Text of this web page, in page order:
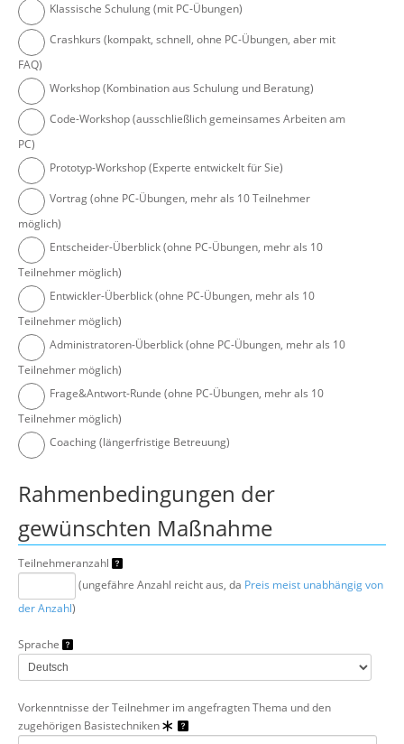
Klassische Schulung (mit PC-Übungen)
Crashkurs (kompakt, schnell, ohne PC-Übungen, aber mit
FAQ)
Workshop (Kombination aus Schulung und Beratung)
Code-Workshop (ausschließlich gemeinsames Arbeiten am
PC)
Prototyp-Workshop (Experte entwickelt für Sie)
Vortrag (ohne PC-Übungen, mehr als 10 Teilnehmer
möglich)
Entscheider-Überblick (ohne PC-Übungen, mehr als 10
Teilnehmer möglich)
Entwickler-Überblick (ohne PC-Übungen, mehr als 10
Teilnehmer möglich)
Administratoren-Überblick (ohne PC-Übungen, mehr als 10
Teilnehmer möglich)
Frage&Antwort-Runde (ohne PC-Übungen, mehr als 10
Teilnehmer möglich)
Coaching (längerfristige Betreuung)
Rahmenbedingungen der
gewünschten Maßnahme
Teilnehmeranzahl
(ungefähre Anzahl reicht aus, da Preis meist unabhängig von
der Anzahl)
Sprache
Vorkenntnisse der Teilnehmer im angefragten Thema und den
zugehörigen Basistechniken